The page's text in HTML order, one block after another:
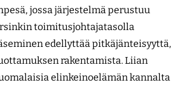
jossa järjestelmä perustuu
toimitusjohtajatasolla
edellyttää pitkäjänteisyyttä,
rakentamista. Liian
elinkeinoelämän kannalta